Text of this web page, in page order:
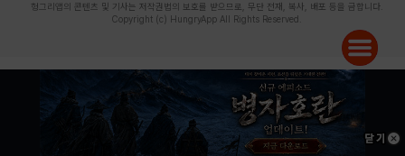
헝그리앱의 콘텐츠 및 기사는 저작권법의 보호를 받으므로, 무단 전재, 복사, 배포 등을 금합니다.
Copyright (c) HungryApp All Rights Reserved.